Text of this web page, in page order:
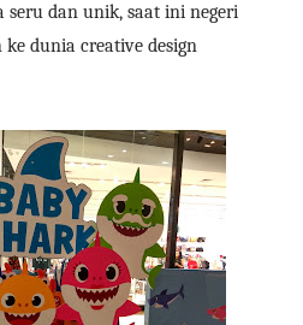
dan unik, saat ini negeri
dunia creative design